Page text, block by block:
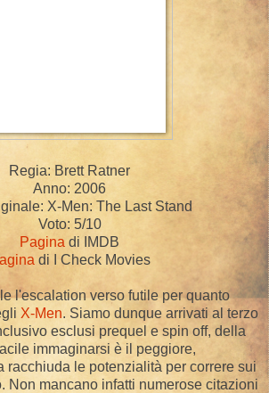
Regia: Brett Ratner
Anno: 2006
X-Men: The Last Stand
Voto: 5/10
Pagina di IMDB
di I Check Movies
l'escalation verso futile per quanto
X-Men. Siamo dunque arrivati al terzo
esclusi prequel e spin off, della
immaginarsi è il peggiore,
racchiuda le potenzialità per correre sui
Non mancano infatti numerose citazioni